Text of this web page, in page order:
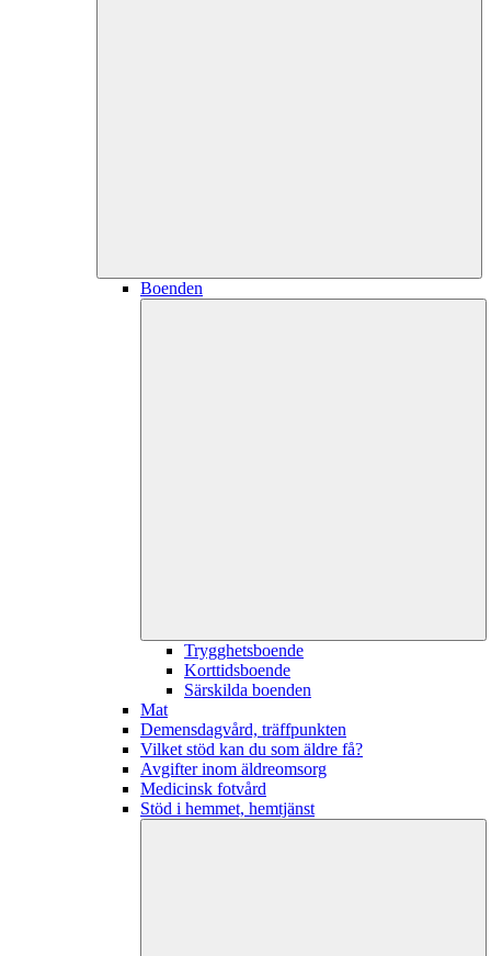
Boenden
Trygghetsboende
Korttidsboende
Särskilda boenden
Mat
Demensdagvård, träffpunkten
Vilket stöd kan du som äldre få?
Avgifter inom äldreomsorg
Medicinsk fotvård
Stöd i hemmet, hemtjänst